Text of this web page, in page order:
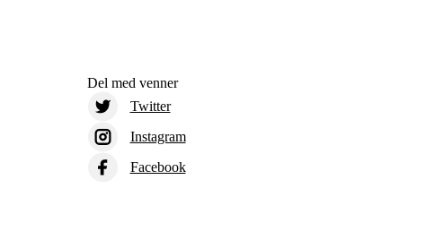
Del med venner
Twitter
Instagram
Facebook